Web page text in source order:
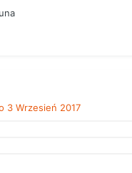
3 Wrzesień 2017